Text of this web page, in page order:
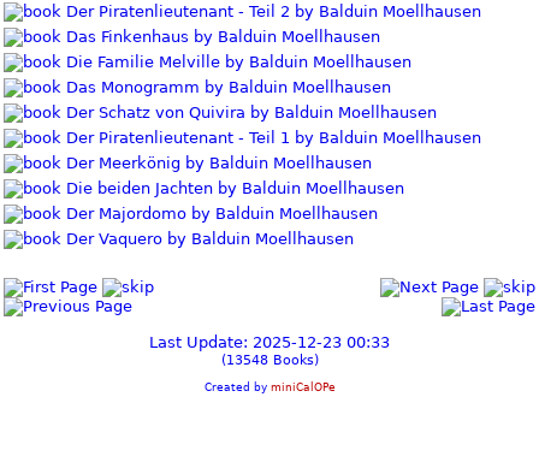
Der Piratenlieutenant - Teil 2 by Balduin Moellhausen
Das Finkenhaus by Balduin Moellhausen
Die Familie Melville by Balduin Moellhausen
Das Monogramm by Balduin Moellhausen
Der Schatz von Quivira by Balduin Moellhausen
Der Piratenlieutenant - Teil 1 by Balduin Moellhausen
Der Meerkönig by Balduin Moellhausen
Die beiden Jachten by Balduin Moellhausen
Der Majordomo by Balduin Moellhausen
Der Vaquero by Balduin Moellhausen
Last Update: 2025-12-23 00:33
(13548 Books)
Created by miniCalOPe